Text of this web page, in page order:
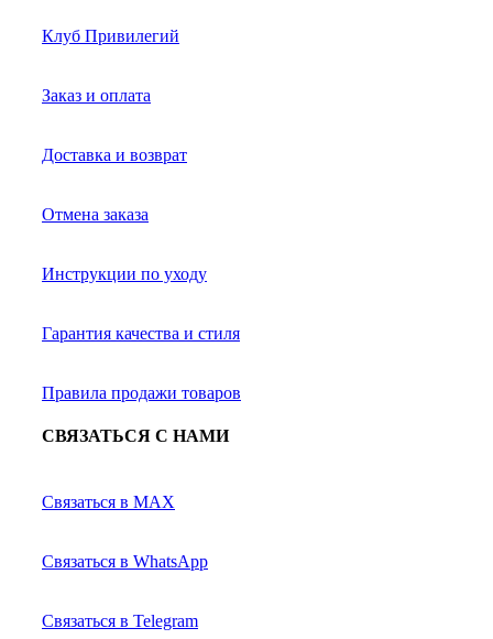
Клуб Привилегий
Заказ и оплата
Доставка и возврат
Отмена заказа
Инструкции по уходу
Гарантия качества и стиля
Правила продажи товаров
СВЯЗАТЬСЯ С НАМИ
Связаться в MAX
Связаться в WhatsApp
Связаться в Telegram